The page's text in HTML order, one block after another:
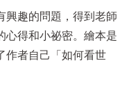
興趣的問題，得到老師
心得和小祕密。繪本是
作者自己「如何看世